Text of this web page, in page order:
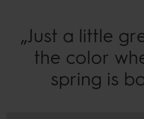
„Just a little
the color
spring is